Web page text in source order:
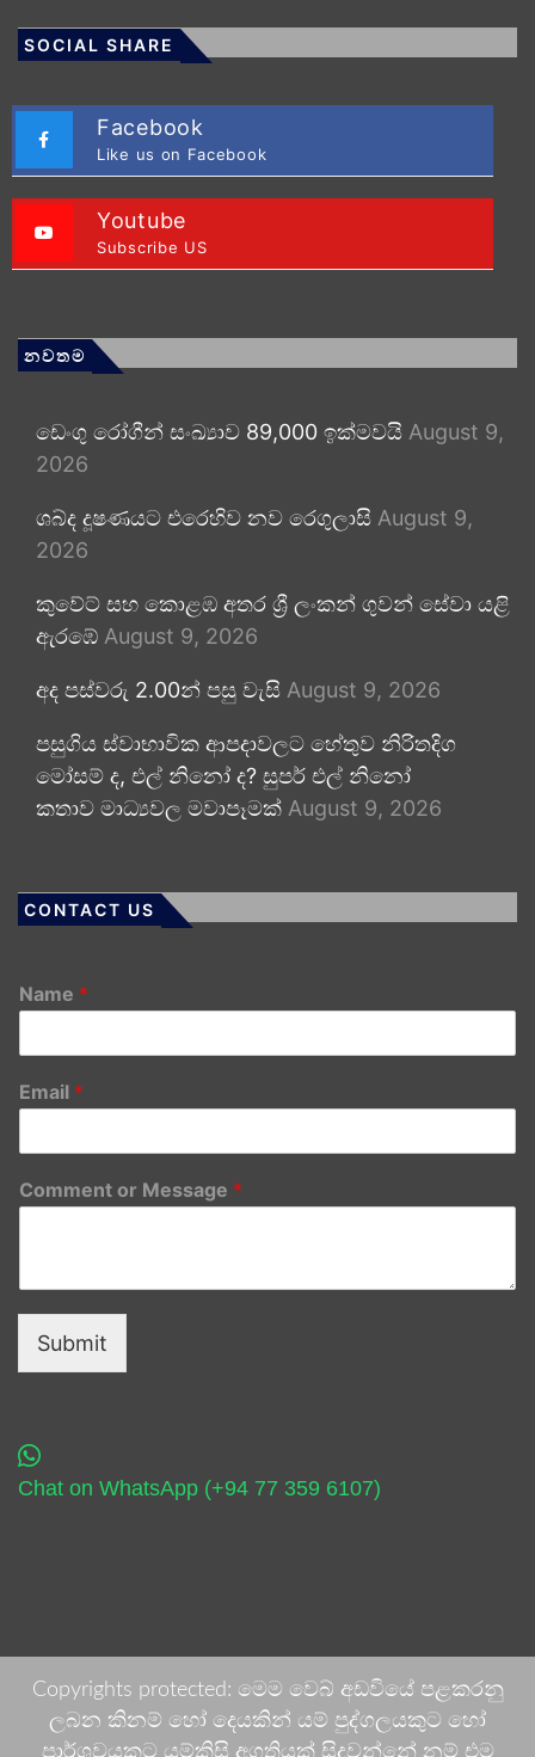
SOCIAL SHARE
Facebook
Like us on Facebook
Youtube
Subscribe US
නවතම
ඩෙංගු රෝගීන් සංඛ්‍යාව 89,000 ඉක්මවයි August 9,
2026
ශබ්ද දූෂණයට එරෙහිව නව රෙගුලාසි August 9,
2026
කුවේට් සහ කොළඹ අතර ශ්‍රී ලංකන් ගුවන් සේවා යළි
ඇරඹේ August 9, 2026
අද පස්වරු 2.00න් පසු වැසි August 9, 2026
පසුගිය ස්වාභාවික ආපදාවලට හේතුව නිරිතදිග
මෝසම් ද, එල් නිනෝ ද? සුපර් එල් නිනෝ
කතාව මාධ්‍යවල මවාපෑමක් August 9, 2026
CONTACT US
Name *
Email *
Comment or Message *
Submit
Chat on WhatsApp (+94 77 359 6107)
Copyrights protected: මෙම වෙබ් අඩවියේ පළකරනු
ලබන කිනම් හෝ දෙයකින් යම් පුද්ගලයකුට හෝ
පාර්ශවයකට යම්කිසි අගතියක් සිදුවන්නේ නම් එම